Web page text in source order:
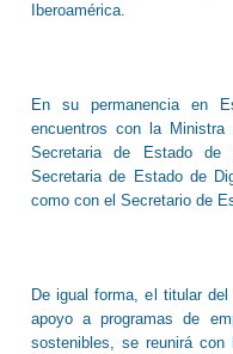
Iberoamérica.
En su permanencia en
encuentros con la
Secretaria de Estado de
Secretaria de Estado de
como con el Secretario de
De igual forma, el titular
apoyo a programas de
sostenibles, se reunirá con